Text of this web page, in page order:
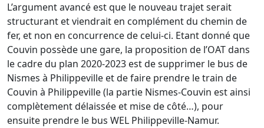
L’argument avancé est que le nouveau trajet serait
structurant et viendrait en complément du chemin de
fer, et non en concurrence de celui-ci. Etant donné que
Couvin possède une gare, la proposition de l’OAT dans
le cadre du plan 2020-2023 est de supprimer le bus de
Nismes à Philippeville et de faire prendre le train de
Couvin à Philippeville (la partie Nismes-Couvin est ainsi
complètement délaissée et mise de côté…), pour
ensuite prendre le bus WEL Philippeville-Namur.